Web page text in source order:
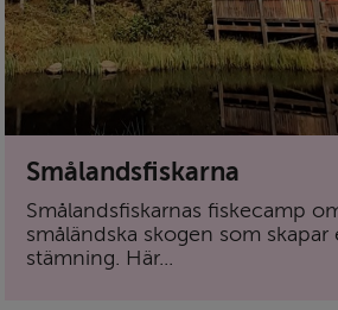
Smålandsfiskarna
Smålandsfiskarnas fiskecamp
småländska skogen som skapar
stämning. Här...